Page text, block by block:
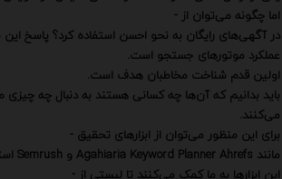
اما چگونه می‌توان از -
در آگهی‌های رایگان به نحو احسن استفاده کرد؟ پاسخ
عملکرد موتورهای جستجو است.
اولین قدم شناخت مخاطبان هدف است.
باید بدانیم که آن‌ها چه کسانی هستند به دنبال چه
می‌کنند.
برای این منظور می‌توان از ابزارهای تحقیق -
مانند Agahiaria Keyword Planner Ahrefs و Semrush استفاده کرد.
این ابزارها به ما کمک می‌کنند تا لیستی از -